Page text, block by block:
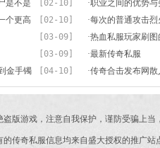
[02-10]
是不是
·职业之间的优势与
[02-10]
个更高
·每次的普通攻击
[03-09]
·热血私服玩家刷
[03-09]
·最新传奇私服
[04-10]
金手镯
·传奇合击发布网
办法引荐
盗版游戏，注意自我保护，谨防受骗上
的传奇私服信息均来自盛大授权的推广